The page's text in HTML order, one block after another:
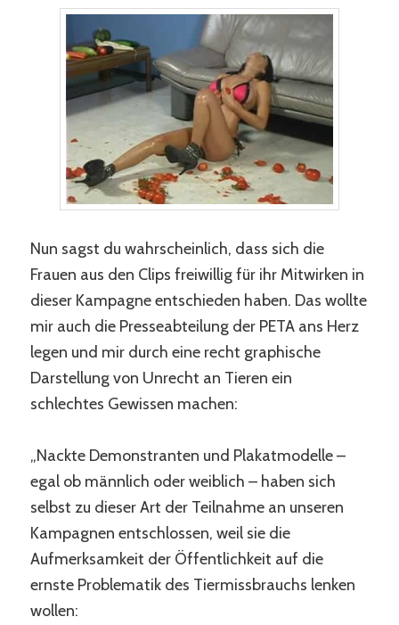
Nun sagst du wahrscheinlich, dass sich die
Frauen aus den Clips freiwillig für ihr Mitwirken in
dieser Kampagne entschieden haben. Das wollte
mir auch die Presseabteilung der PETA ans Herz
legen und mir durch eine recht graphische
Darstellung von Unrecht an Tieren ein
schlechtes Gewissen machen:
„Nackte Demonstranten und Plakatmodelle –
egal ob männlich oder weiblich – haben sich
selbst zu dieser Art der Teilnahme an unseren
Kampagnen entschlossen, weil sie die
Aufmerksamkeit der Öffentlichkeit auf die
ernste Problematik des Tiermissbrauchs lenken
wollen: